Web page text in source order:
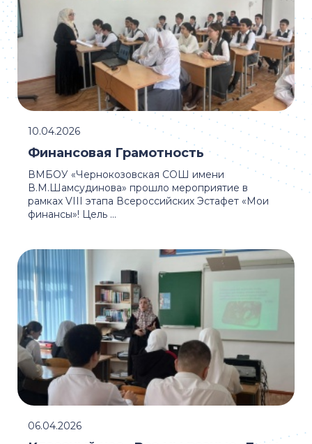
ВМБОУ «Чернокозовская СОШ имени
В.М.Шамсудинова» прошло мероприятие в
рамках VIII этапа Всероссийских Эстафет «Мои
финансы»! Цель ...
Финансовая Грамотность
10.04.2026
06.04.2026